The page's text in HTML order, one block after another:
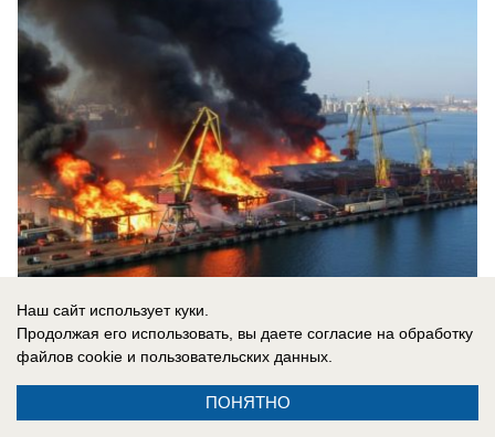
07.08.2026 0
Новости СМИ2
Наш сайт использует куки.
Продолжая его использовать, вы даете согласие на обработку
файлов cookie и пользовательских данных.
ПОНЯТНО